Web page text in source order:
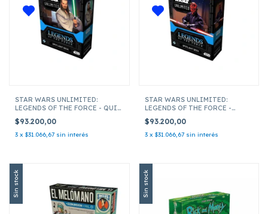
STAR WARS UNLIMITED:
LEGENDS OF THE FORCE - QUI-
$93.200,00
3 x $31.066,67 sin interés
STAR WARS UNLIMITED:
LEGENDS OF THE FORCE -
DECK
$93.200,00
3 x $31.066,67 sin interés
Sin stock Sin stock